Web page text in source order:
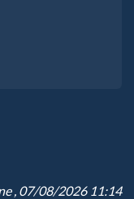
, 07/08/2026 11:14